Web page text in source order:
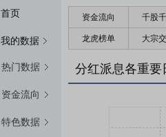
首页
我的数据
热门数据
资金流向
特色数据
资金流向 千股
龙虎榜单 大宗
分红派息各重要